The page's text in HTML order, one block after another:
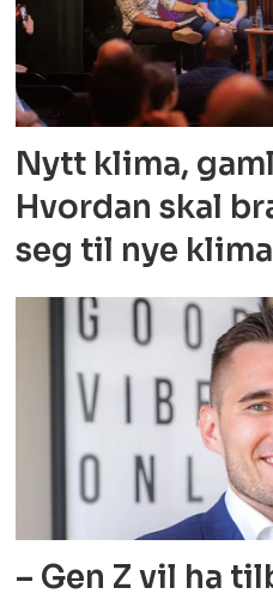
Nytt klima,
Hvordan skal
seg til nye
– Gen Z vil ha